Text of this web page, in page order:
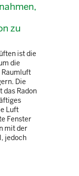
zu
ist die
die
Raumluft
Die
das Radon
Luft
Fenster
mit der
jedoch